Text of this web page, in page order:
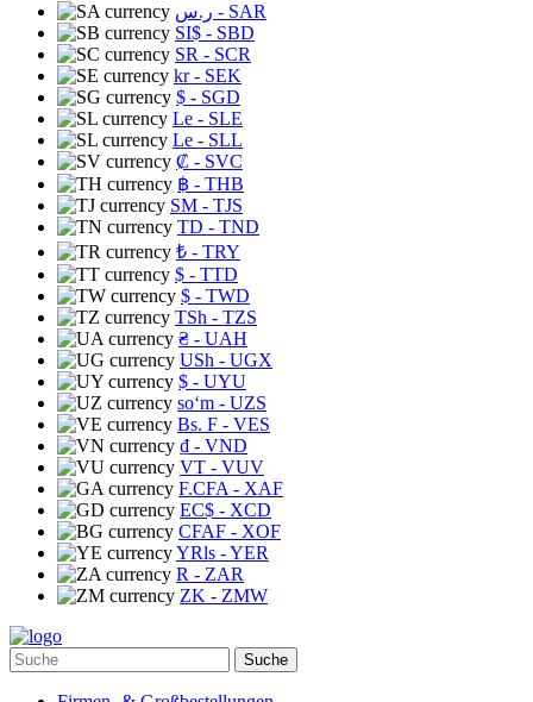
ر.س - SAR
SI$ - SBD
SR - SCR
kr- SEK
$ - SGD
Le - SLE
Le - SLL
₡ - SVC
฿ - THB
ЅМ - TJS
TD - TND
₺ - TRY
$ - TTD
$ - TWD
TSh - TZS
₴ - UAH
USh - UGX
$ - UYU
soʻm - UZS
Bs. F - VES
₫ - VND
VT - VUV
F.CFA - XAF
EC$ - XCD
CFAF - XOF
YRls - YER
R - ZAR
ZK - ZMW
Suche